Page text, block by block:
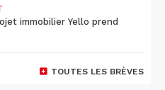
immobilier Yello prend
TOUTES LES BRÈVES